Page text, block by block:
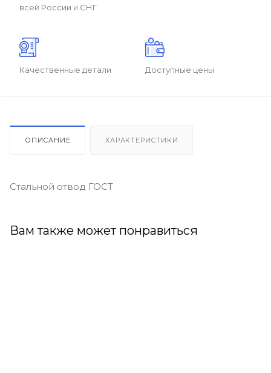
всей России и СНГ
Качественные детали Доступные цены
ОПИСАНИЕ ХАРАКТЕРИСТИКИ
Стальной отвод ГОСТ
Вам также может понравиться